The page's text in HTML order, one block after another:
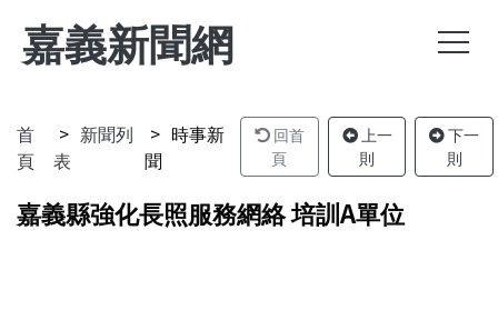
嘉義新聞網
首
頁
新聞列
表
時事新
聞
回首
頁
上一
則
下一
則
嘉義縣強化長照服務網絡 培訓A單位